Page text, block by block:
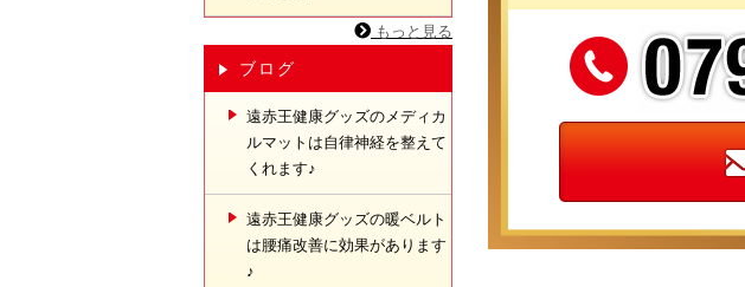
もっと見る
ブログ
遠赤王健康グッズのメディカ
ルマットは自律神経を整えて
くれます♪
遠赤王健康グッズの暖ベルト
は腰痛改善に効果があります
♪